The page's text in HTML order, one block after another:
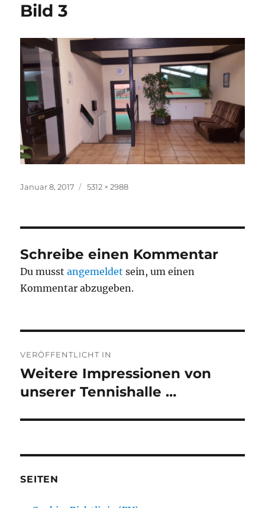
Bild 3
Veröffentlicht
Januar 8, 2017 Originalgröße
5312 × 2988
Schreibe einen Kommentar
Du musstangemeldet sein, um einen
Kommentar abzugeben.
VERÖFFENTLICHT IN
Weitere Impressionen von
unserer Tennishalle …
SEITEN